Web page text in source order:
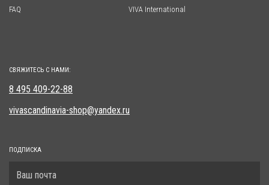
FAQ
VIVA International
СВЯЖИТЕСЬ С НАМИ:
8 495 409-22-88
vivascandinavia-shop@yandex.ru
ПОДПИСКА